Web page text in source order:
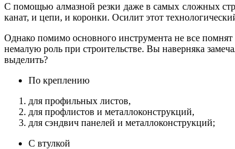
С помощью алмазной резки даже в самых сложных
канат, и цепи, и коронки. Осилит этот
Однако помимо основного инструмента не все помнят
немалую роль при строительстве. Вы наверняка
выделить?
По креплению
для профильных листов,
для профлистов и металлоконструкций,
для сэндвич панелей и металлоконструкций;
С втулкой